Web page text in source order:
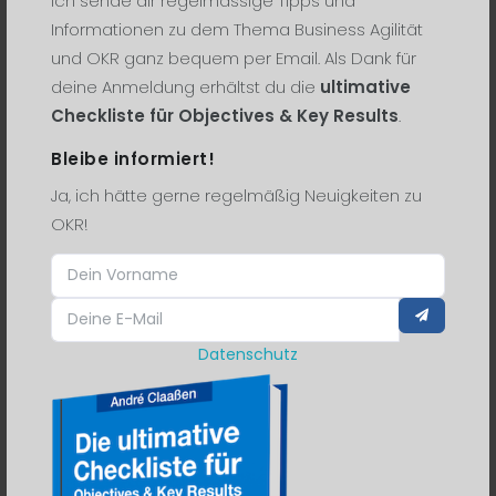
Informationen zu dem Thema Business Agilität
und OKR ganz bequem per Email. Als Dank für
deine Anmeldung erhältst du die ultimative
Checkliste für Objectives & Key Results.
Bleibe informiert!
Ja, ich hätte gerne regelmäßig Neuigkeiten zu
OKR!
Datenschutz
15. May 2019 0 Comments
Digitale Neuigkeiten vom 15.05.2019
PM Camp gewesen?
LESE WEITER
14. May 2019
Digitale Neuigkeiten vom 14.05.2019
Europawahl 2019: Appetitanreger
Wahl-O-Mat ist scharf gestellt